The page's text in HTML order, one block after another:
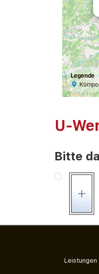
Legende
U-
Bitte
Leistungen